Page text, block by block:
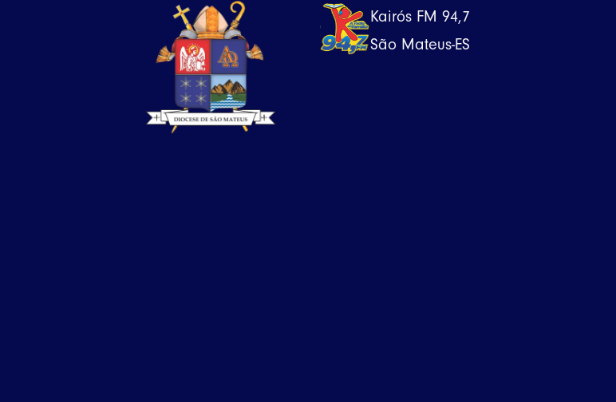
Kairós FM 94,7
São Mateus-ES